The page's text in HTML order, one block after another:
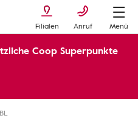
Filialen Anruf Menü
Coop Superpunkte